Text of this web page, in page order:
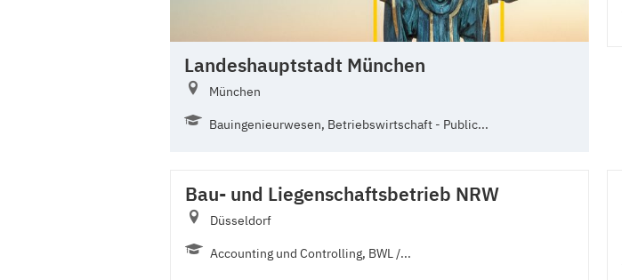
Landeshauptstadt München
München
Bauingenieurwesen, Betriebswirtschaft - Public...
Bau- und Liegenschaftsbetrieb NRW
Düsseldorf
Accounting und Controlling, BWL /...